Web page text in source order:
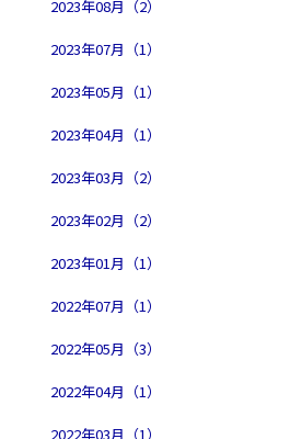
2023年08月（2）
2023年07月（1）
2023年05月（1）
2023年04月（1）
2023年03月（2）
2023年02月（2）
2023年01月（1）
2022年07月（1）
2022年05月（3）
2022年04月（1）
2022年03月（1）